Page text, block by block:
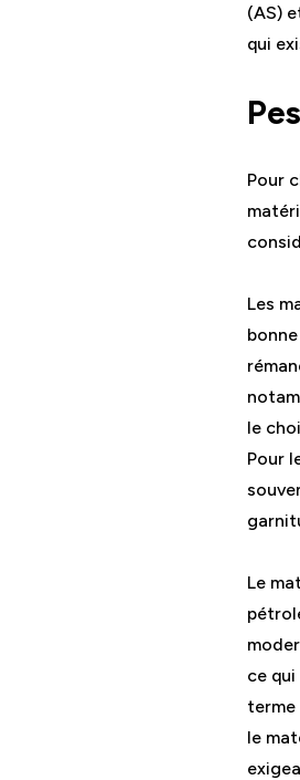
(AS)
qui
Pour
Les
le
Pour
Le
ce
le